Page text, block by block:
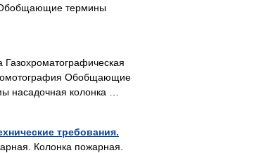
Обобщающие термины
Обобщающие
насадочная колонка …
требования.
Колонка пожарная.